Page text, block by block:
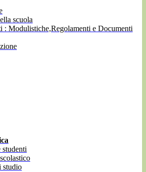
scuola
: Modulistiche,Regolamenti e Documenti
studenti
studio